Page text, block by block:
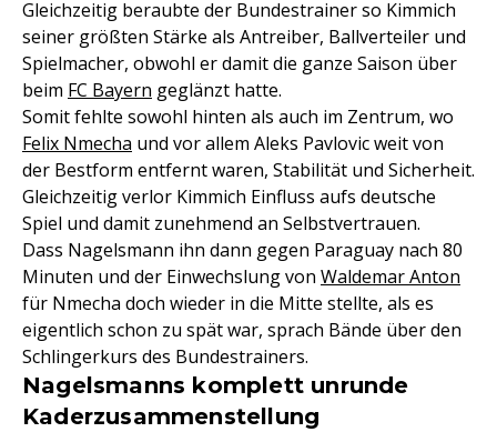
Gleichzeitig beraubte der Bundestrainer so Kimmich
seiner größten Stärke als Antreiber, Ballverteiler und
Spielmacher, obwohl er damit die ganze Saison über
beim FC Bayern geglänzt hatte.
Somit fehlte sowohl hinten als auch im Zentrum, wo
Felix Nmecha und vor allem Aleks Pavlovic weit von
der Bestform entfernt waren, Stabilität und Sicherheit.
Gleichzeitig verlor Kimmich Einfluss aufs deutsche
Spiel und damit zunehmend an Selbstvertrauen.
Dass Nagelsmann ihn dann gegen Paraguay nach 80
Minuten und der Einwechslung von Waldemar Anton
für Nmecha doch wieder in die Mitte stellte, als es
eigentlich schon zu spät war, sprach Bände über den
Schlingerkurs des Bundestrainers.
Nagelsmanns komplett unrunde
Kaderzusammenstellung